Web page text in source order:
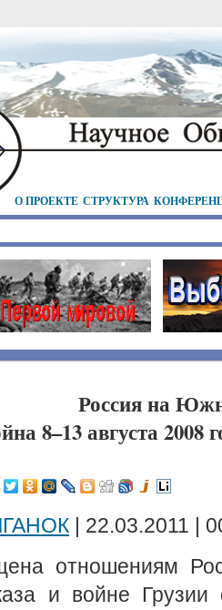
О ПРОЕКТЕ СТРУКТУРА
Россия на
8–13 августа 2008
| 22.03.2011 |
отношениям
и войне